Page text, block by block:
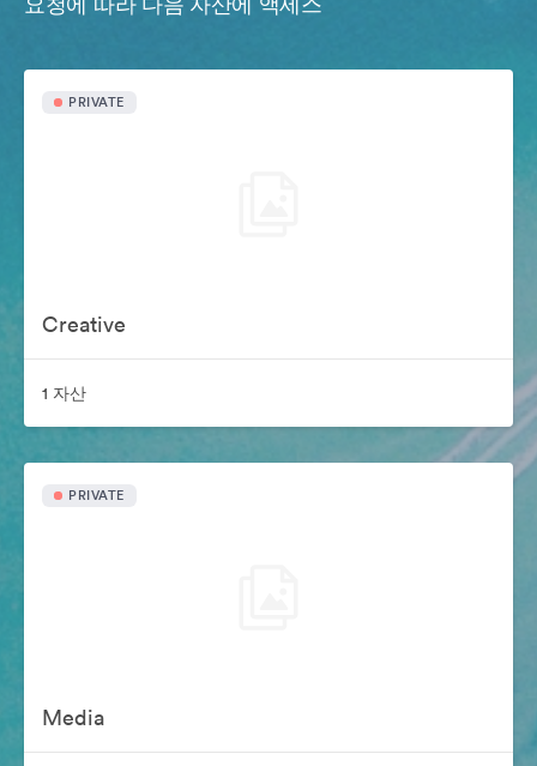
PRIVATE
Creative
1 자산
PRIVATE
Media